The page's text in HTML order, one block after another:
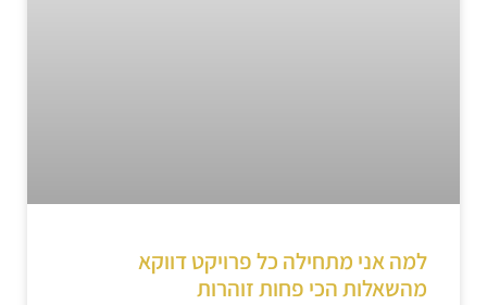
למה אני מתחילה כל פרויקט דווקא
מהשאלות הכי פחות זוהרות